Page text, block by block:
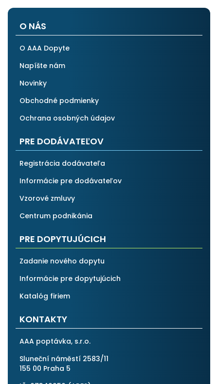
O NÁS
O AAA Dopyte
Napíšte nám
Novinky
Obchodné podmienky
Ochrana osobných údajov
PRE DODÁVATEĽOV
Registrácia dodávateľa
Informácie pre dodávateľov
Vzorové zmluvy
Centrum podnikánia
PRE DOPYTUJÚCICH
Zadanie nového dopytu
Informácie pre dopytujúcich
Katalóg firiem
KONTAKTY
AAA poptávka, s.r.o.
Sluneční náměstí 2583/11
155 00 Praha 5